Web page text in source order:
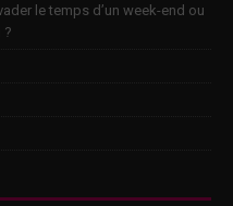
le temps d’un week-end ou
?